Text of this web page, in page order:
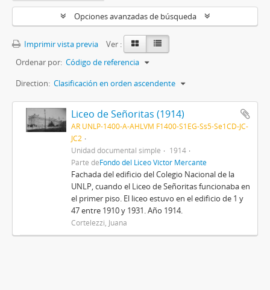
Opciones avanzadas de búsqueda
Imprimir vista previa
Ver :
Ordenar por: Código de referencia
Direction: Clasificación en orden ascendente
Liceo de Señoritas (1914)
AR UNLP-1400-A-AHLVM F1400-S1EG-Ss5-Se1CD-JC-
JC2
Unidad documental simple
1914
Parte deFondo del Liceo Víctor Mercante
Fachada del edificio del Colegio Nacional de la
UNLP, cuando el Liceo de Señoritas funcionaba en
el primer piso. El liceo estuvo en el edificio de 1 y
47 entre 1910 y 1931. Año 1914.
Cortelezzi, Juana